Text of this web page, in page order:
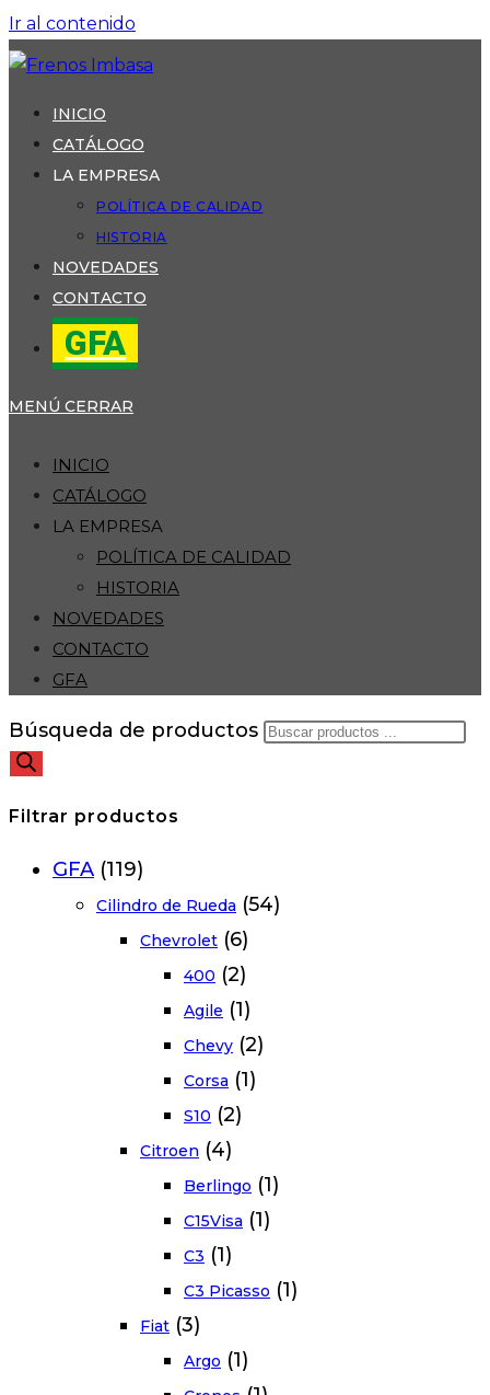
Ir al contenido
INICIO
CATÁLOGO
LA EMPRESA
POLÍTICA DE CALIDAD
HISTORIA
NOVEDADES
CONTACTO
GFA
MENÚ CERRAR
INICIO
CATÁLOGO
LA EMPRESA
POLÍTICA DE CALIDAD
HISTORIA
NOVEDADES
CONTACTO
GFA
Búsqueda de productos
Filtrar productos
GFA (119)
Cilindro de Rueda (54)
Chevrolet (6)
400 (2)
Agile (1)
Chevy (2)
Corsa (1)
S10 (2)
Citroen (4)
Berlingo (1)
C15Visa (1)
C3 (1)
C3 Picasso (1)
Fiat (3)
Argo (1)